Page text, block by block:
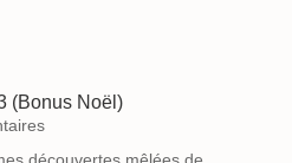
(Bonus Noël)